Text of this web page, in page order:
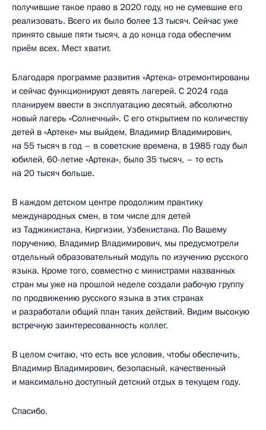
получившие такое право в 2020 году, но не сумевшие его
реализовать. Всего их было более 13 тысяч. Сейчас уже
принято свыше пяти тысяч, а до конца года обеспечим
приём всех. Мест хватит.
Благодаря программе развития «Артека» отремонтированы
и сейчас функционируют девять лагерей. С 2024 года
планируем ввести в эксплуатацию десятый, абсолютно
новый лагерь «Солнечный». С его открытием по количеству
детей в «Артеке» мы выйдем, Владимир Владимирович,
на 55 тысяч в год – в советские времена, в 1985 году был
юбилей, 60-летие «Артека», было 35 тысяч, – то есть
на 20 тысяч больше.
В каждом детском центре продолжим практику
международных смен, в том числе для детей
из Таджикистана, Киргизии, Узбекистана. По Вашему
поручению, Владимир Владимирович, мы предусмотрели
отдельный образовательный модуль по изучению русского
языка. Кроме того, совместно с министрами названных
стран мы уже на прошлой неделе создали рабочую группу
по продвижению русского языка в этих странах
и разработали общий план таких действий. Видим высокую
встречную заинтересованность коллег.
В целом считаю, что есть все условия, чтобы обеспечить,
Владимир Владимирович, безопасный, качественный
и максимально доступный детский отдых в текущем году.
Спасибо.